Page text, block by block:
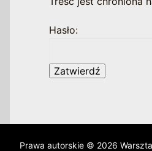
Hasło:
Prawa autorskie © 2026